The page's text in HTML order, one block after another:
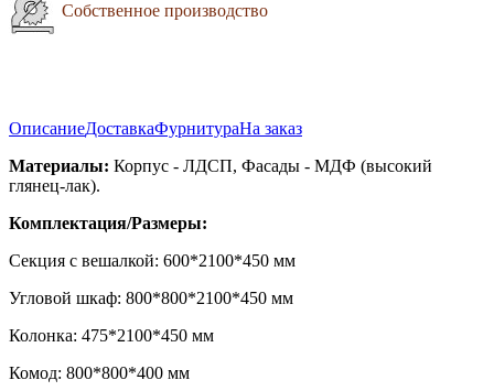
Собственное производство
ОписаниеДоставкаФурнитураНа заказ
Материалы: Корпус - ЛДСП, Фасады - МДФ (высокий
глянец-лак).
Комплектация/Размеры:
Секция с вешалкой: 600*2100*450 мм
Угловой шкаф: 800*800*2100*450 мм
Колонка: 475*2100*450 мм
Комод: 800*800*400 мм